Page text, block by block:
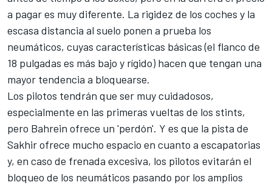
a pagar es muy diferente. La rigidez de los coches y la
escasa distancia al suelo ponen a prueba los
neumáticos, cuyas características básicas (el flanco de
18 pulgadas es más bajo y rígido) hacen que tengan una
mayor tendencia a bloquearse.
Los pilotos tendrán que ser muy cuidadosos,
especialmente en las primeras vueltas de los stints,
pero Bahrein ofrece un 'perdón'. Y es que la pista de
Sakhir ofrece mucho espacio en cuanto a escapatorias
y, en caso de frenada excesiva, los pilotos evitarán el
bloqueo de los neumáticos pasando por los amplios